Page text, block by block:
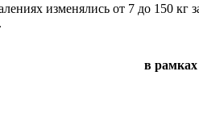
изменялись от 7 до 150 кг
в рамках